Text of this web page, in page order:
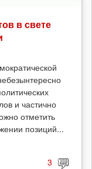
в свете
и частично
отметить
позиций...
3